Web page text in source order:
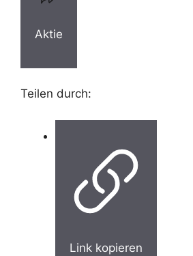
Aktie
Teilen durch:
Link kopieren